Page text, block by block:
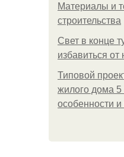
Материалы и
строительства
Свет в конце
избавиться от
Типовой
жилого дома
особенности